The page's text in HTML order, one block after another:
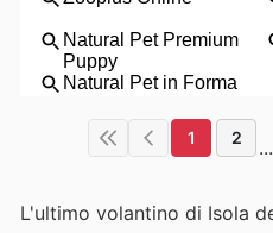
1 2 ...
L'ultimo volantino di Isola